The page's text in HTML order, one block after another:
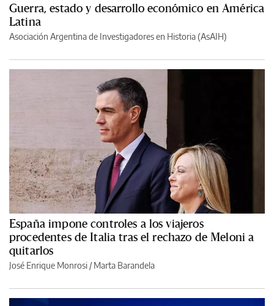
Guerra, estado y desarrollo económico en América
Latina
Asociación Argentina de Investigadores en Historia (AsAIH)
España impone controles a los viajeros
procedentes de Italia tras el rechazo de Meloni a
quitarlos
José Enrique Monrosi / Marta Barandela